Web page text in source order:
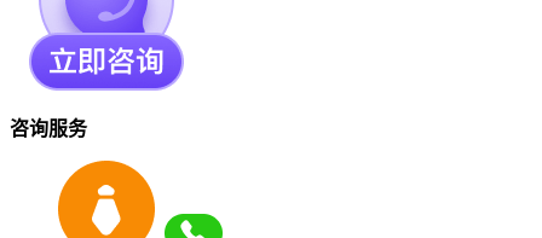
咨询服务